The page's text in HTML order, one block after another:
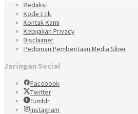
Redaksi
Kode Etik
Kontak Kami
Kebijakan Privacy
Disclaimer
Pedoman Pemberitaan Media Siber
Jaringan Social
Facebook
Twitter
Tumblr
Instagram